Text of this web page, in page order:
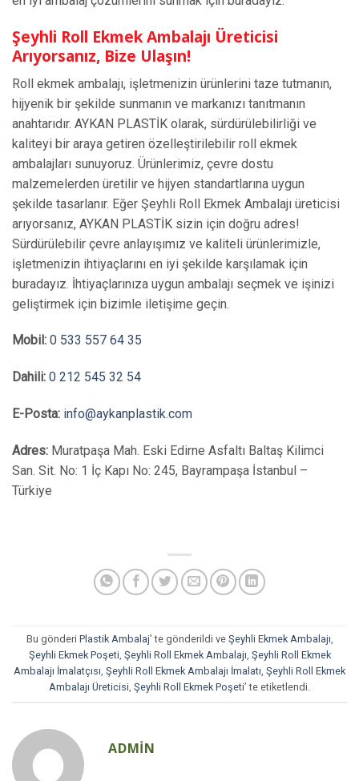
Şeyhli Roll Ekmek Ambalajı Üreticisi
Arıyorsanız, Bize Ulaşın!
Roll ekmek ambalajı, işletmenizin ürünlerini taze tutmanın,
hijyenik bir şekilde sunmanın ve markanızı tanıtmanın
anahtarıdır. AYKAN PLASTİK olarak, sürdürülebilirliği ve
kaliteyi bir araya getiren özelleştirilebilir roll ekmek
ambalajları sunuyoruz. Ürünlerimiz, çevre dostu
malzemelerden üretilir ve hijyen standartlarına uygun
şekilde tasarlanır. Eğer Şeyhli Roll Ekmek Ambalajı üreticisi
arıyorsanız, AYKAN PLASTİK sizin için doğru adres!
Sürdürülebilir çevre anlayışımız ve kaliteli ürünlerimizle,
işletmenizin ihtiyaçlarını en iyi şekilde karşılamak için
buradayız. İhtiyaçlarınıza uygun ambalajı seçmek ve işinizi
geliştirmek için bizimle iletişime geçin.
Mobil: 0 533 557 64 35
Dahili: 0 212 545 32 54
E-Posta: info@aykanplastik.com
Adres: Muratpaşa Mah. Eski Edirne Asfaltı Baltaş Kilimci
San. Sit. No: 1 İç Kapı No: 245, Bayrampaşa İstanbul –
Türkiye
Bu gönderi Plastik Ambalaj’ te gönderildi ve Şeyhli Ekmek Ambalajı
Şeyhli Ekmek Poşeti Şeyhli Roll Ekmek Ambalajı Şeyhli Roll Ekmek
Ambalajı İmalatçısı Şeyhli Roll Ekmek Ambalajı İmalatı Şeyhli Roll Ekmek
Ambalajı Üreticisi Şeyhli Roll Ekmek Poşeti’ te etiketlendi.
ADMIN